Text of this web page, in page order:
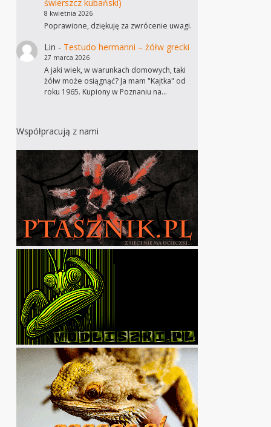
świerszcz kubański)
8 kwietnia 2026
Poprawione, dziękuję za zwrócenie uwagi.
Lin - Testudo hermanni – żółw grecki
27 marca 2026
A jaki wiek, w warunkach domowych, taki
żółw może osiągnąć? Ja mam "Kajtka" od
roku 1965. Kupiony w Poznaniu na…
Współpracują z nami